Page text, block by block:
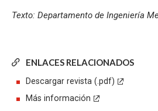
ENLACES RELACIONADOS
Descargar revista (.pdf)
Más información
Texto: Departamento de Ingeniería